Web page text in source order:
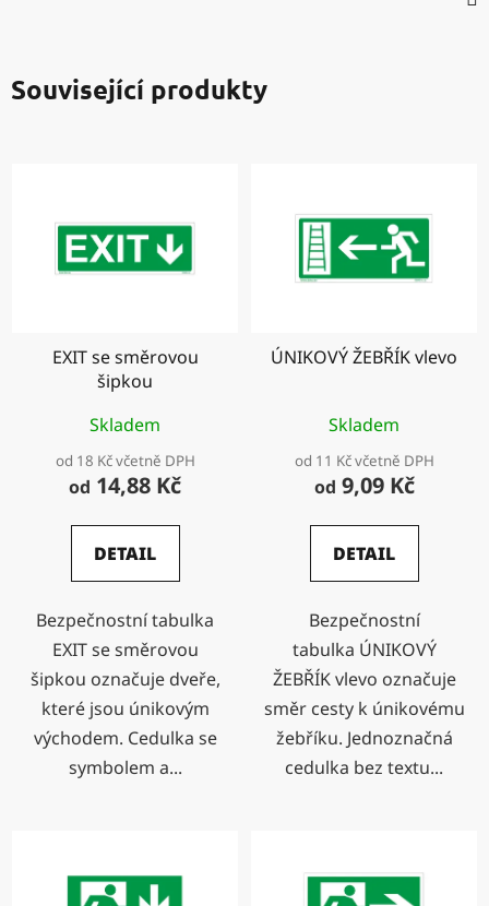
Související produkty
EXIT se směrovou
šipkou
Skladem
od 18 Kč včetně DPH
od 14,88 Kč
DETAIL
Bezpečnostní tabulka
EXIT se směrovou
šipkou označuje dveře,
které jsou únikovým
východem. Cedulka se
symbolem a...
ÚNIKOVÝ ŽEBŘÍK vlevo
Skladem
od 11 Kč včetně DPH
od 9,09 Kč
DETAIL
Bezpečnostní
tabulka ÚNIKOVÝ
ŽEBŘÍK vlevo označuje
směr cesty k únikovému
žebříku. Jednoznačná
cedulka bez textu...